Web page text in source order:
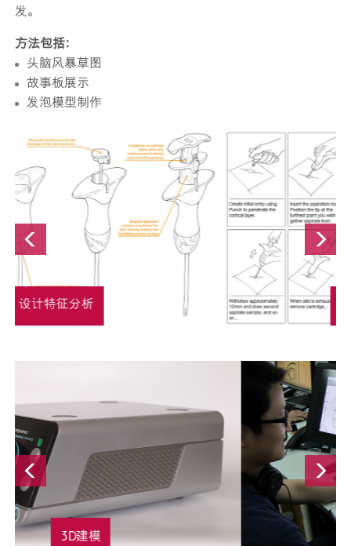
发。
方法包括：
头脑风暴草图
故事板展示
发泡模型制作
使用方法分析
设计效果图